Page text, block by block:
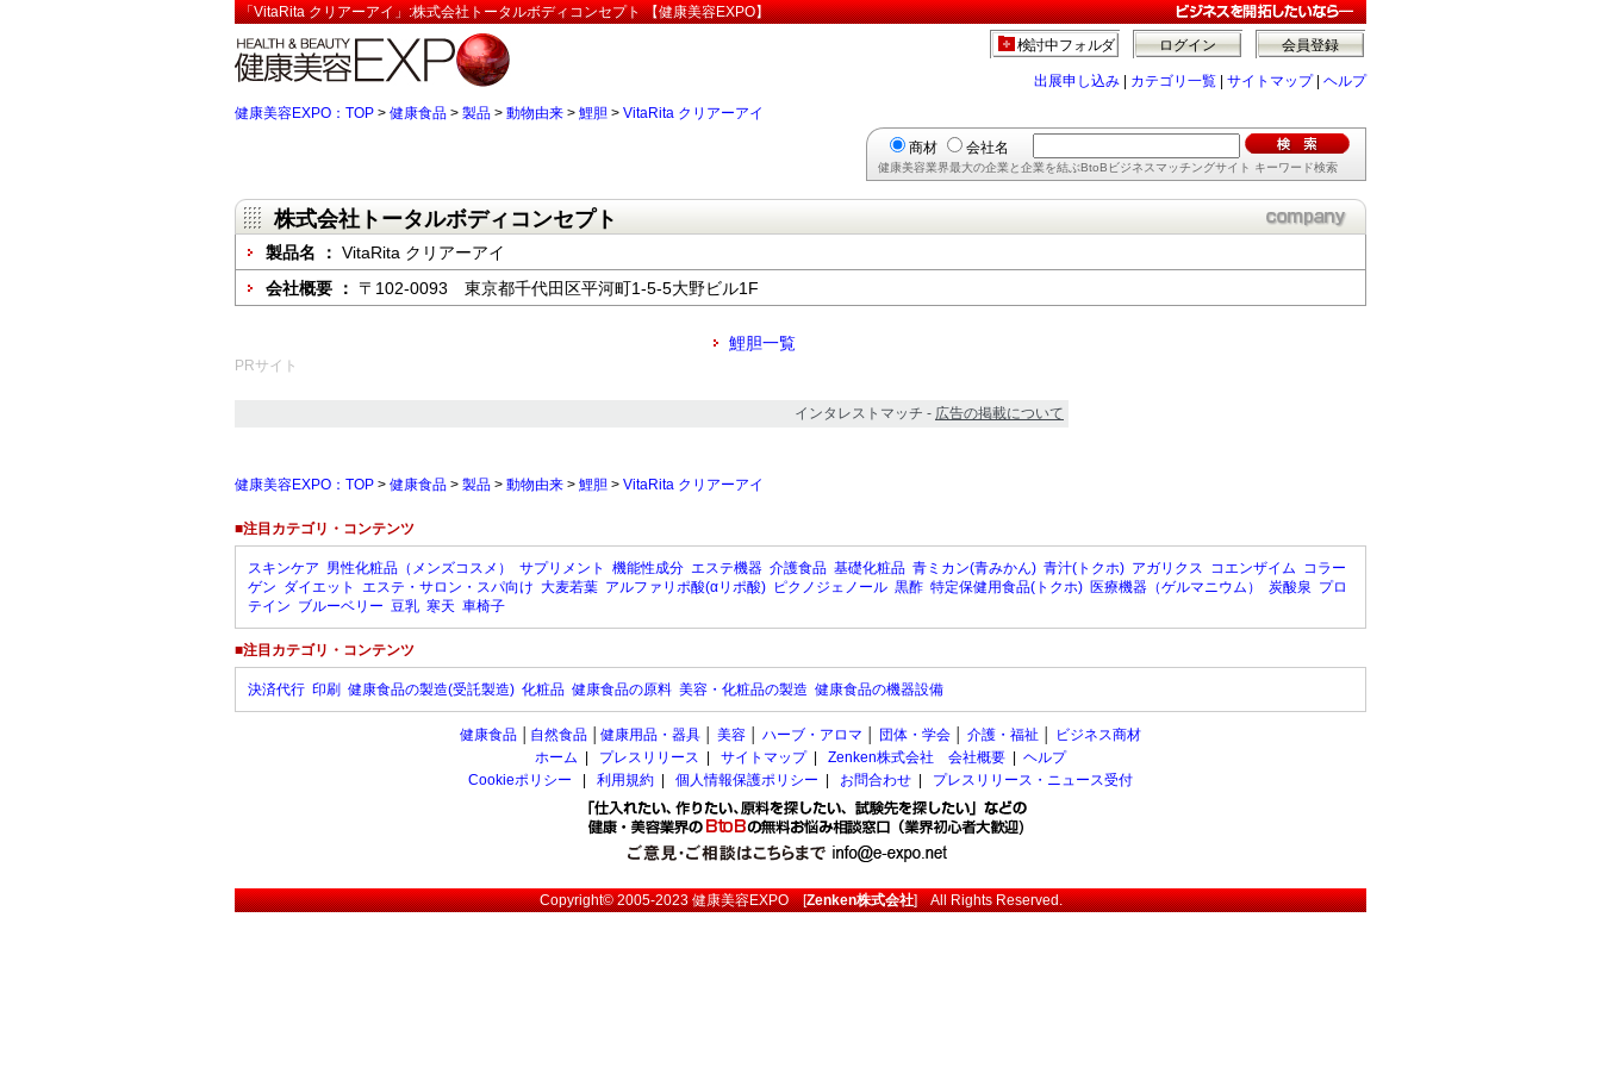
「VitaRita クリアーアイ」:株式会社トータルボディコンセプト 【健康美容EXPO】
会員登録
ログイン
検討中フォルダ
出展申し込み カテゴリ一覧 サイトマップ| ヘルプ
健康美容EXPO：TOP > 健康食品 > 製品 > 動物由来 > 鯉胆 > VitaRita クリアーアイ
商材 会社名
健康美容業界最大の企業と企業を結ぶBtoBビジネスマッチングサイト キーワード検索
株式会社トータルボディコンセプト
製品名 ： VitaRita クリアーアイ
会社概要 ： 〒102-0093 東京都千代田区平河町1-5-5大野ビル1F
鯉胆一覧
PRサイト
インタレストマッチ - 広告の掲載について
健康美容EXPO：TOP > 健康食品 > 製品 > 動物由来 > 鯉胆 > VitaRita クリアーアイ
■注目カテゴリ・コンテンツ
スキンケア 男性化粧品（メンズコスメ） サプリメント 機能性成分 エステ機器 介護食品 基礎化粧品 青ミカン(青みかん) 青汁(トクホ) アガリクス コエンザイム コラー
ゲン ダイエット エステ・サロン・スパ向け 大麦若葉 アルファリポ酸(αリポ酸) ピクノジェノール 黒酢 特定保健用食品(トクホ) 医療機器（ゲルマニウム） 炭酸泉 プロ
テイン ブルーベリー 豆乳 寒天 車椅子
■注目カテゴリ・コンテンツ
決済代行 印刷 健康食品の製造(受託製造) 化粧品 健康食品の原料 美容・化粧品の製造 健康食品の機器設備
健康食品 自然食品 健康用品・器具 美容 ハーブ・アロマ 団体・学会 介護・福祉
ビジネス商材
ホーム
プレスリリース サイトマップ| Zenken株式会社 会社概要
ヘルプ
Cookieポリシー
利用規約 個人情報保護ポリシー お問合わせ プレスリリース・ニュース受付
Copyright© 2005-2023健康美容EXPO[Zenken株式会社] All Rights Reserved.